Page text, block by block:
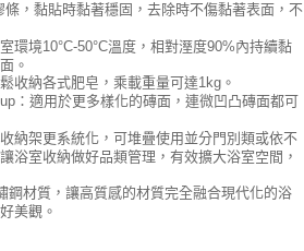
，黏貼時黏著穩固，去除時不傷黏著表面，不
環境10°C-50°C溫度，相對溼度90%內持續黏
。
收納各式肥皂，乘載重量可達1kg。
：適用於更多樣化的磚面，連微凹凸磚面都可
納架更系統化，可堆疊使用並分門別類或依不
浴室收納做好品類管理，有效擴大浴室空間，
材質，讓高質感的材質完全融合現代化的浴
美觀。